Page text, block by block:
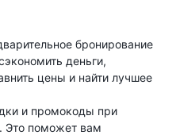
бронирование
деньги,
цены и найти лучшее
и промокоды при
Это поможет вам